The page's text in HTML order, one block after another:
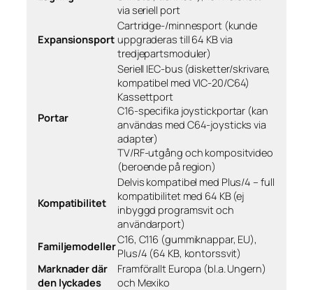
via seriell port
Expansionsport
Cartridge-/minnesport (kunde
uppgraderas till 64 KB via
tredjepartsmoduler)
Portar
Seriell IEC-bus (disketter/skrivare,
kompatibel med VIC-20/C64)
Kassettport
C16-specifika joystickportar (kan
användas med C64-joysticks via
adapter)
TV/RF-utgång och kompositvideo
(beroende på region)
Kompatibilitet
Delvis kompatibel med Plus/4 – full
kompatibilitet med 64 KB (ej
inbyggd programsvit och
användarport)
FamiljemodellerC16, C116 (gummiknappar, EU),
Plus/4 (64 KB, kontorssvit)
Marknader där
den lyckades
Framförallt Europa (bl.a. Ungern)
och Mexiko